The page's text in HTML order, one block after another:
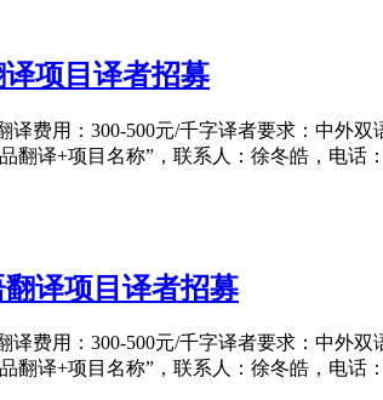
译项目译者招募
译费用：300-500元/千字译者要求：中
翻译+项目名称”，联系人：徐冬皓，电话：
翻译项目译者招募
译费用：300-500元/千字译者要求：中
翻译+项目名称”，联系人：徐冬皓，电话：